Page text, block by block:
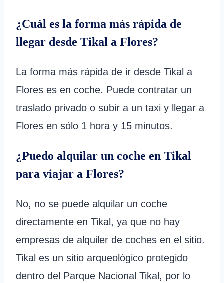
¿Cuál es la forma más rápida de
llegar desde Tikal a Flores?
La forma más rápida de ir desde Tikal a
Flores es en coche. Puede contratar un
traslado privado o subir a un taxi y llegar a
Flores en sólo 1 hora y 15 minutos.
¿Puedo alquilar un coche en Tikal
para viajar a Flores?
No, no se puede alquilar un coche
directamente en Tikal, ya que no hay
empresas de alquiler de coches en el sitio.
Tikal es un sitio arqueológico protegido
dentro del Parque Nacional Tikal, por lo